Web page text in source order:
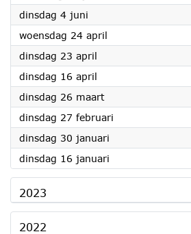
dinsdag 4 juni
woensdag 24 april
dinsdag 23 april
dinsdag 16 april
dinsdag 26 maart2024
dinsdag 27 februari
dinsdag 30 januari
dinsdag 16 januari
2023
2022